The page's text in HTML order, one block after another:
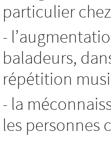
particulier
-
baladeurs,
répétition
- la
les personnes